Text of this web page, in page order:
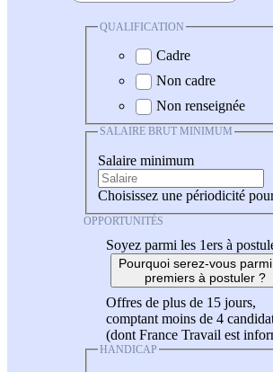
QUALIFICATION
Cadre
Non cadre
Non renseignée
SALAIRE BRUT MINIMUM
Salaire minimum
Choisissez une périodicité
OPPORTUNITÉS
Soyez parmi les 1ers à
Pourquoi serez-vous
premiers à postuler ?
Offres de plus de 15 jours,
comptant moins de 4
(dont France Travail est
HANDICAP